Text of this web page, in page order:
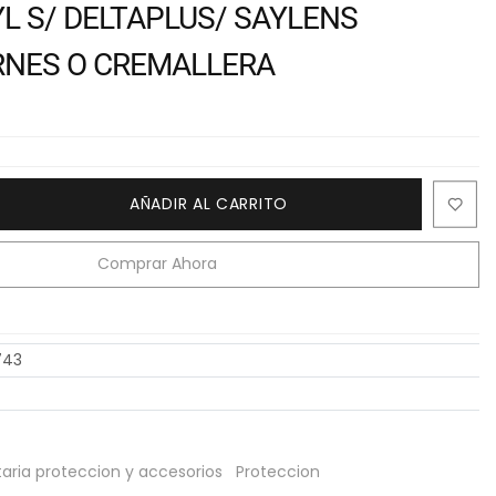
S/ DELTAPLUS/ SAYLENS
O CREMALLERA
AÑADIR AL CARRITO
Comprar Ahora
proteccion y accesorios Proteccion